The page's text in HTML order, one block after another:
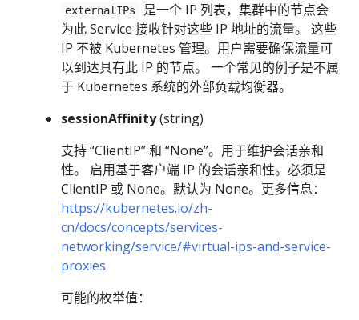
externalIPs
是一个 IP 列表，集群中的节点会
为此 Service 接收针对这些 IP 地址的流量。 这些
IP 不被 Kubernetes 管理。用户需要确保流量可
以到达具有此 IP 的节点。 一个常见的例子是不属
于 Kubernetes 系统的外部负载均衡器。
sessionAffinity(string)
支持 “ClientIP” 和 “None”。用于维护会话亲和
性。 启用基于客户端 IP 的会话亲和性。必须是
ClientIP 或 None。默认为 None。更多信息：
https://kubernetes.io/zh-
cn/docs/concepts/services-
networking/service/#virtual-ips-and-service-
proxies
可能的枚举值：